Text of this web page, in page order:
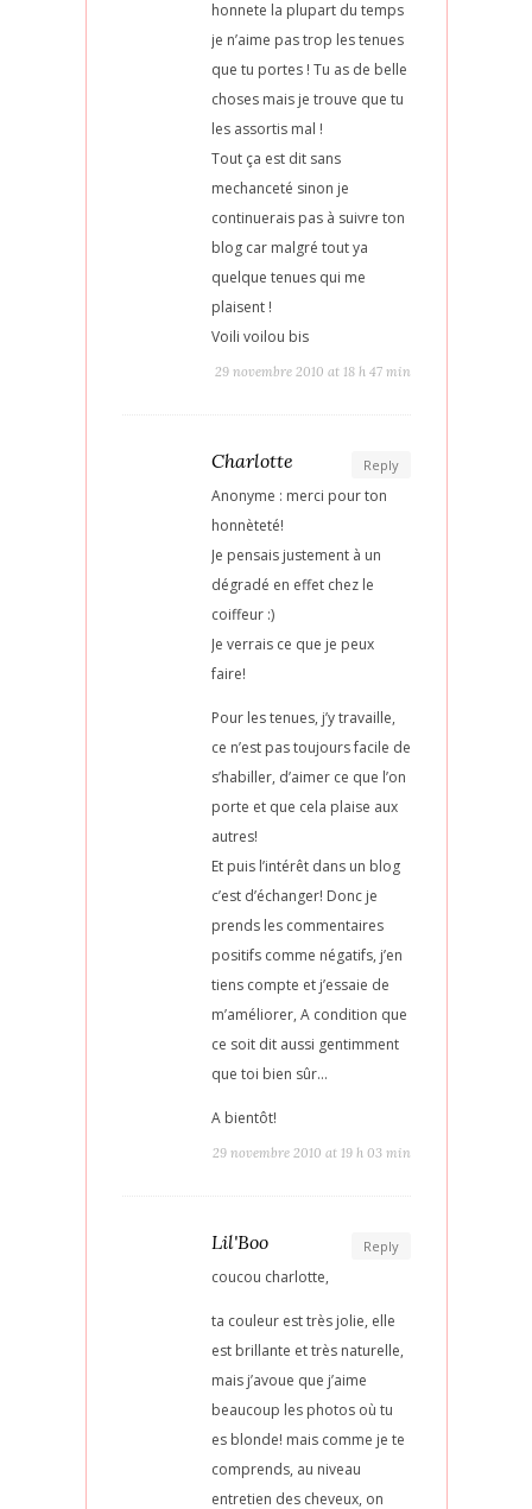
honnete la plupart du temps
je n’aime pas trop les tenues
que tu portes ! Tu as de belle
choses mais je trouve que tu
les assortis mal !
Tout ça est dit sans
mechanceté sinon je
continuerais pas à suivre ton
blog car malgré tout ya
quelque tenues qui me
plaisent !
Voili voilou bis
29 novembre 2010 at 18 h 47 min
Reply
Charlotte
Anonyme : merci pour ton
honnèteté!
Je pensais justement à un
dégradé en effet chez le
coiffeur :)
Je verrais ce que je peux
faire!
Pour les tenues, j’y travaille,
ce n’est pas toujours facile de
s’habiller, d’aimer ce que l’on
porte et que cela plaise aux
autres!
Et puis l’intérêt dans un blog
c’est d’échanger! Donc je
prends les commentaires
positifs comme négatifs, j’en
tiens compte et j’essaie de
m’améliorer, A condition que
ce soit dit aussi gentimment
que toi bien sûr…
A bientôt!
29 novembre 2010 at 19 h 03 min
Reply
Lil'Boo
coucou charlotte,
ta couleur est très jolie, elle
est brillante et très naturelle,
mais j’avoue que j’aime
beaucoup les photos où tu
es blonde! mais comme je te
comprends, au niveau
entretien des cheveux, on